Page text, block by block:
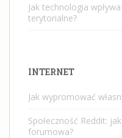
Jak technologia
terytorialne?
INTERNET
Jak wypromować
Społeczność Reddit:
forumowa?